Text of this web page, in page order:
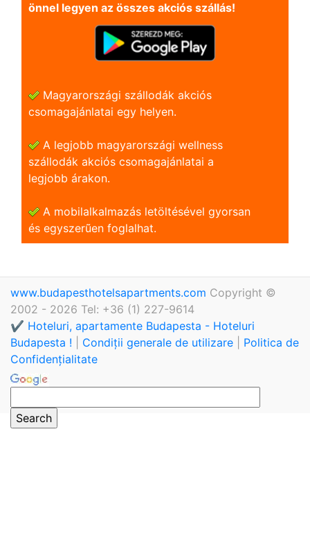
önnel legyen az összes akciós szállás!
Magyarországi szállodák akciós
csomagajánlatai egy helyen.
A legjobb magyarországi wellness
szállodák akciós csomagajánlatai a
legjobb árakon.
A mobilalkalmazás letöltésével gyorsan
és egyszerũen foglalhat.
www.budapesthotelsapartments.com Copyright ©
2002 - 2026 Tel: +36 (1) 227-9614
✔️ Hoteluri, apartamente Budapesta - Hoteluri
Budapesta !
Condiții generale de utilizare
Politica de
Confidențialitate